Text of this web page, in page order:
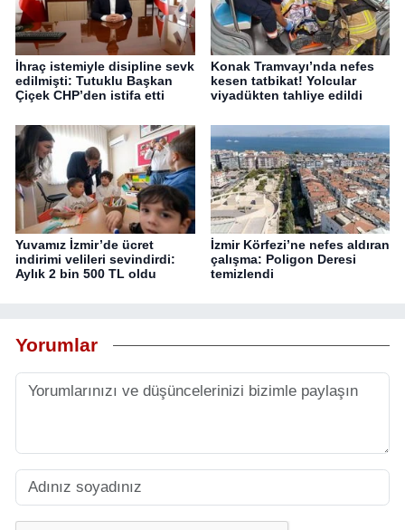
İhraç istemiyle disipline sevk
edilmişti: Tutuklu Başkan
Çiçek CHP’den istifa etti
Konak Tramvayı’nda nefes
kesen tatbikat! Yolcular
viyadükten tahliye edildi
Yuvamız İzmir’de ücret
indirimi velileri sevindirdi:
Aylık 2 bin 500 TL oldu
İzmir Körfezi’ne nefes aldıran
çalışma: Poligon Deresi
temizlendi
Yorumlar